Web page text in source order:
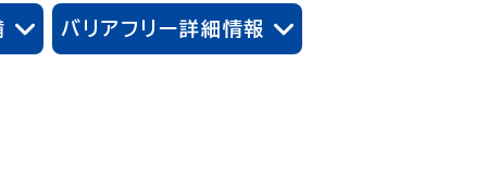
バリアフリー詳細情報